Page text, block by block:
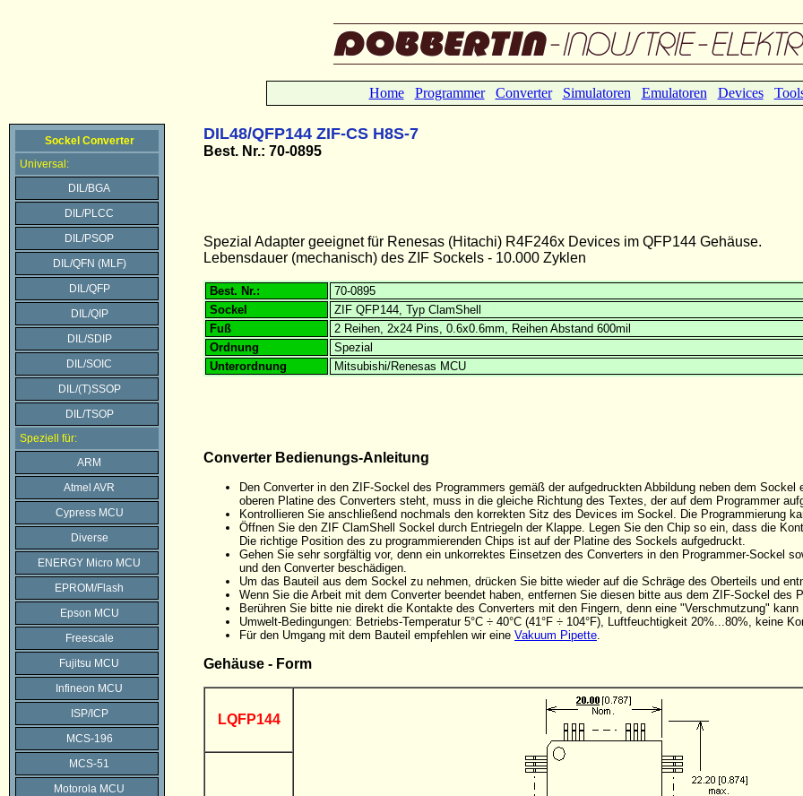
Home Programmer Converter Simulatoren Emulatoren Devices
Sockel Converter
Universal:
DIL/BGA
DIL/PLCC
DIL/PSOP
DIL/QFN (MLF)
DIL/QFP
DIL/QIP
DIL/SDIP
DIL/SOIC
DIL/(T)SSOP
DIL/TSOP
Speziell für:
ARM
Atmel AVR
Cypress MCU
Diverse
ENERGY Micro MCU
EPROM/Flash
Epson MCU
Freescale
Fujitsu MCU
Infineon MCU
ISP/ICP
MCS-196
MCS-51
Motorola MCU
DIL48/QFP144 ZIF-CS H8S-7
Best. Nr.: 70-0895
Spezial Adapter geeignet für Renesas (Hitachi) R4F246x Devices im QFP144 Gehäuse.
Lebensdauer (mechanisch) des ZIF Sockels - 10.000 Zyklen
Best. Nr.:
70-0895
Sockel
ZIF QFP144, Typ ClamShell
Fuß
2 Reihen, 2x24 Pins, 0.6x0.6mm, Reihen Abstand 600mil
Ordnung
Spezial
Unterordnung
Mitsubishi/Renesas MCU
Converter Bedienungs-Anleitung
Den Converter in den ZIF-Sockel des Programmers gemäß der aufgedruckten Abbildung neben dem
oberen Platine des Converters steht, muss in die gleiche Richtung des Textes, der auf dem Programmer
Kontrollieren Sie anschließend nochmals den korrekten Sitz des Devices im Sockel. Die Programmierung
Öffnen Sie den ZIF ClamShell Sockel durch Entriegeln der Klappe. Legen Sie den Chip so ein, dass die
Die richtige Position des zu programmierenden Chips ist auf der Platine des Sockels aufgedruckt.
Gehen Sie sehr sorgfältig vor, denn ein unkorrektes Einsetzen des Converters in den Programmer-Sockel
und den Converter beschädigen.
Um das Bauteil aus dem Sockel zu nehmen, drücken Sie bitte wieder auf die Schräge des Oberteils und
Wenn Sie die Arbeit mit dem Converter beendet haben, entfernen Sie diesen bitte aus dem ZIF-Sockel des
Berühren Sie bitte nie direkt die Kontakte des Converters mit den Fingern, denn eine "Verschmutzung"
Umwelt-Bedingungen: Betriebs-Temperatur 5°C ÷ 40°C (41°F ÷ 104°F), Luftfeuchtigkeit 20%...80%, keine
Für den Umgang mit dem Bauteil empfehlen wir eine Vakuum Pipette.
Gehäuse - Form
LQFP144